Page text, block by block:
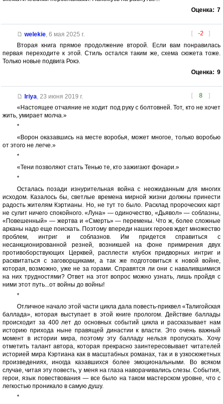
Оценка: 7
[ -2 ]
welekie, 6 мая 2025 г.
Вторая книга прямое продолжение второй. Если вам понравилась
первая переходите к этой. Стиль остался таким же, схема сюжета тоже.
Только новые подвига Рокэ.
Оценка: 9
[ 8 ]
Iriya, 23 июня 2019 г.
«Настоящее отчаяние не ходит под руку с болтовней. Тот, кто не хочет
жить, умирает молча.»
*
«Ворон оказавшись на месте воробья, может многое, только воробью
от этого не легче.»
*
«Тени позволяют стать Тенью те, кто зажигают фонари.»
*
Осталась позади изнурительная война с неожиданным для многих
исходом. Казалось бы, светлые времена мирной жизни должны принести
радость жителям Кэртианы. Но, не тут то было. Расклад пророческих карт
не сулит ничего спокойного. «Луна» — одиночество, «Дьявол» — соблазны,
«Повешенный» — жертва и «Смерть» — перемены. Что ж, более сложные
арканы надо еще поискать. Поэтому впереди наших героев ждет множество
проблем, интриг и соблазнов. Им придется справиться с
несанкционированной резней, возникшей на фоне примирения двух
противоборствующих Церквей, расплести клубок придворных интриг и
расквитаться с заговорщиками, а так же подготовиться к новой войне,
которая, возможно, уже не за горами. Справятся ли они с навалившимися
на них трудностями? Ответ на этот вопрос можно узнать, лишь пройдя с
ними этот путь...от войны до войны!
*
Отличное начало этой части цикла дала повесть-приквел «Талигойская
баллада», которая выступает в этой книге прологом. Действие баллады
происходит за 400 лет до основных событий цикла и рассказывает нам
историю прихода ныне правящей династии к власти. Это очень важный
момент в истории мира, поэтому эту балладу нельзя пропускать. Хочу
отметить талант автора, которая прекрасно заинтересовывает читателей
историей мира Кэртиана как в масштабных романах, так и в узкосюжетных
произведениях, иногда казавшихся более эмоциональными. Во всяком
случае, читая эту повесть, у меня на глаза наворачивались слезы. События,
герои, язык повествования — все было на таком мастерском уровне, что с
легкостью проникало в самую душу.
*